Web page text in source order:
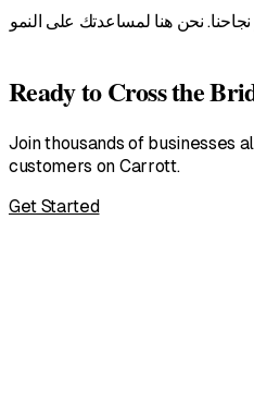
Ready to Cross the
Join thousands of businesses
customers on Carrott.
Get Started